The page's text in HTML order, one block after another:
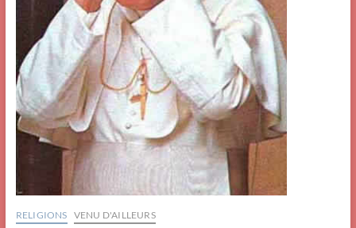
RELIGIONS VENU D'AILLEURS